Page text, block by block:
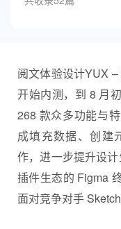
阅文体验设计YUX
开始内测，到 8 月
268 款众多功能与
成填充数据、创建
作，进一步提升设
插件生态的 Figma
面对竞争对手